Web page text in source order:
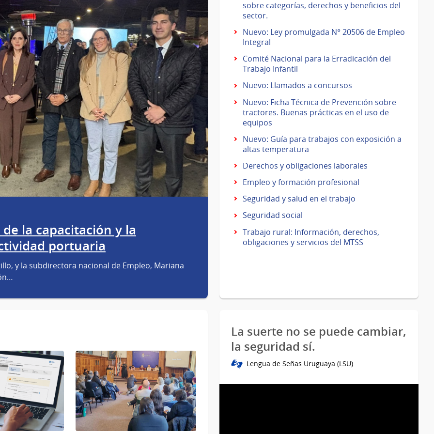
la capacitación y la
portuaria
y la subdirectora nacional de Empleo, Mariana
sobre categorías, derechos y beneficios del
sector.
Nuevo: Ley promulgada N° 20506 de Empleo
Integral
Comité Nacional para la Erradicación del
Trabajo Infantil
Nuevo: Llamados a concursos
Nuevo: Ficha Técnica de Prevención sobre
tractores. Buenas prácticas en el uso de
equipos
Nuevo: Guía para trabajos con exposición a
altas temperatura
Derechos y obligaciones laborales
Empleo y formación profesional
Seguridad y salud en el trabajo
Seguridad social
Trabajo rural: Información, derechos,
obligaciones y servicios del MTSS
La suerte no se puede cambiar,
la seguridad sí.
Lengua de Señas Uruguaya (LSU)